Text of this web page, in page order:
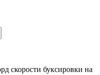
скорости буксировки на